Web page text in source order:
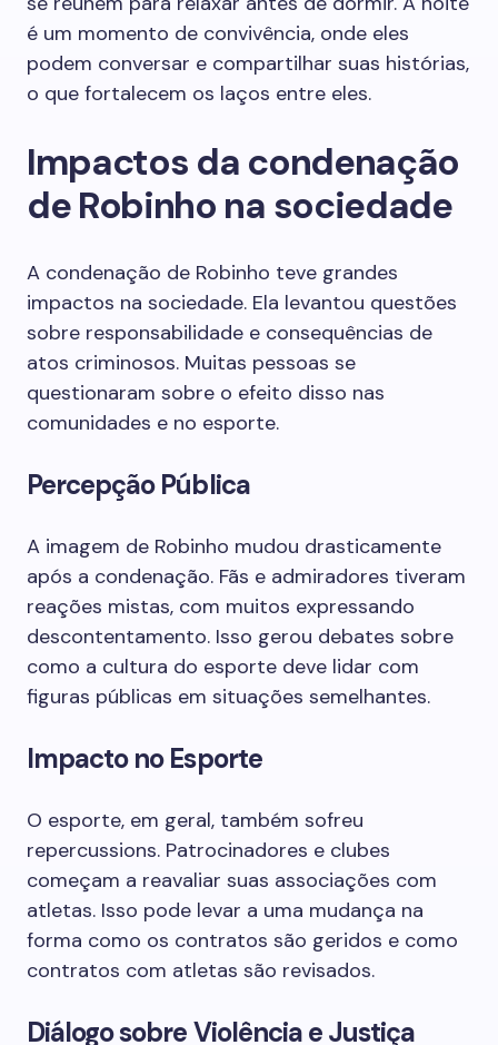
é um momento de convivência, onde eles
podem conversar e compartilhar suas histórias,
o que fortalecem os laços entre eles.
Impactos da condenação
de Robinho na sociedade
A condenação de Robinho teve grandes
impactos na sociedade. Ela levantou questões
sobre responsabilidade e consequências de
atos criminosos. Muitas pessoas se
questionaram sobre o efeito disso nas
comunidades e no esporte.
Percepção Pública
A imagem de Robinho mudou drasticamente
após a condenação. Fãs e admiradores tiveram
reações mistas, com muitos expressando
descontentamento. Isso gerou debates sobre
como a cultura do esporte deve lidar com
figuras públicas em situações semelhantes.
Impacto no Esporte
O esporte, em geral, também sofreu
repercussions. Patrocinadores e clubes
começam a reavaliar suas associações com
atletas. Isso pode levar a uma mudança na
forma como os contratos são geridos e como
contratos com atletas são revisados.
Diálogo sobre Violência e Justiça